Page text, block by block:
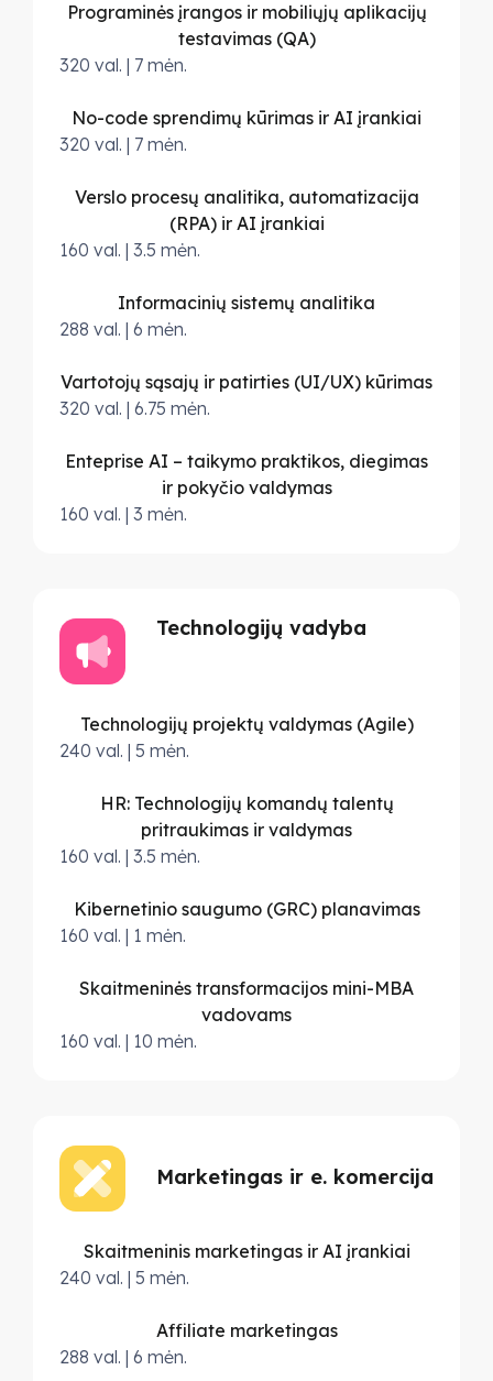
Programinės įrangos ir mobiliųjų aplikacijų
testavimas (QA)
320 val. | 7 mėn.
No-code sprendimų kūrimas ir AI įrankiai
320 val. | 7 mėn.
Verslo procesų analitika, automatizacija
(RPA) ir AI įrankiai
160 val. | 3.5 mėn.
Informacinių sistemų analitika
288 val. | 6 mėn.
Vartotojų sąsajų ir patirties (UI/UX) kūrimas
320 val. | 6.75 mėn.
Enteprise AI – taikymo praktikos, diegimas
ir pokyčio valdymas
160 val. | 3 mėn.
Technologijų vadyba
Technologijų projektų valdymas (Agile)
240 val. | 5 mėn.
HR: Technologijų komandų talentų
pritraukimas ir valdymas
160 val. | 3.5 mėn.
Kibernetinio saugumo (GRC) planavimas
160 val. | 1 mėn.
Skaitmeninės transformacijos mini-MBA
vadovams
160 val. | 10 mėn.
Marketingas ir e. komercija
Skaitmeninis marketingas ir AI įrankiai
240 val. | 5 mėn.
Affiliate marketingas
288 val. | 6 mėn.